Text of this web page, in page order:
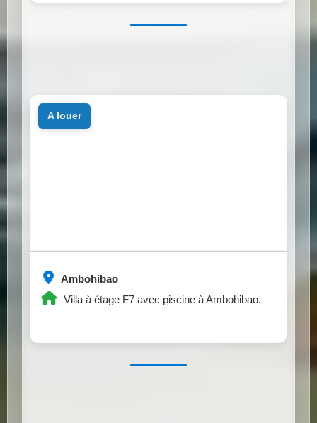
Ambohibao
Villa à étage F7 avec piscine à Ambohibao.
a louer